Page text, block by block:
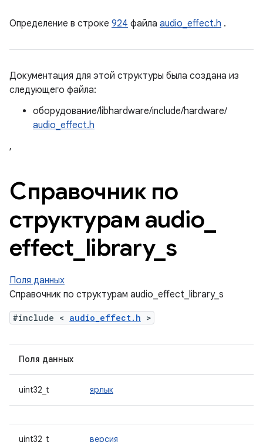
Определение в строке 924 файла audio_effect.h .
Документация для этой структуры была создана из
следующего файла:
оборудование/libhardware/include/hardware/
audio_effect.h
,
Справочник по
структурам audio
effect library_ s
Поля данных
Справочник по структурам audio_effect_library_s
#include < audio_effect.h >
Поля данных
uint32_t ярлык
uint32_t версия